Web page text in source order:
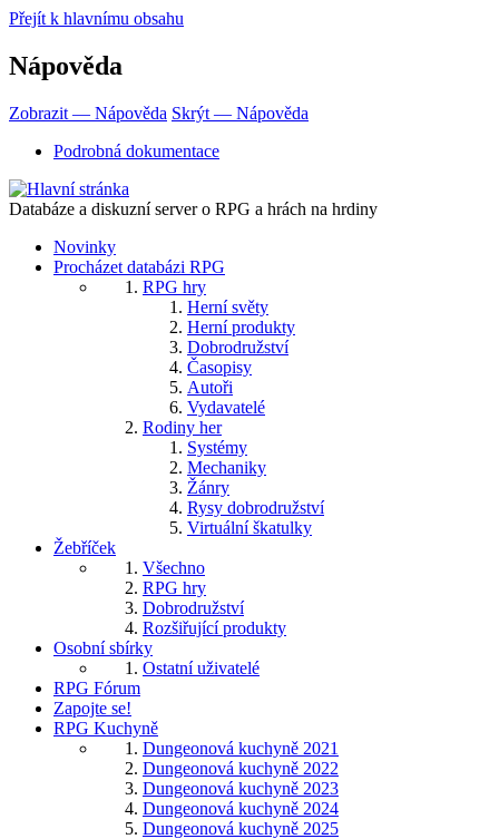
Přejít k hlavnímu obsahu
Nápověda
Zobrazit — Nápověda Skrýt — Nápověda
Podrobná dokumentace
Databáze a diskuzní server o RPG a hrách na hrdiny
Novinky
Procházet databázi RPG
RPG hry
Herní světy
Herní produkty
Dobrodružství
Časopisy
Autoři
Vydavatelé
Rodiny her
Systémy
Mechaniky
Žánry
Rysy dobrodružství
Virtuální škatulky
Žebříček
Všechno
RPG hry
Dobrodružství
Rozšiřující produkty
Osobní sbírky
Ostatní uživatelé
RPG Fórum
Zapojte se!
RPG Kuchyně
Dungeonová kuchyně 2021
Dungeonová kuchyně 2022
Dungeonová kuchyně 2023
Dungeonová kuchyně 2024
Dungeonová kuchyně 2025